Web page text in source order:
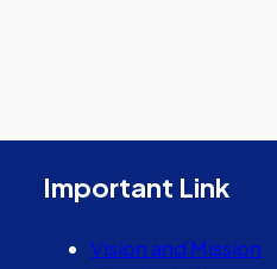
Important Link
Vision and Mission